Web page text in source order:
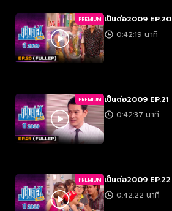
PREMIUM เป็นต่อ2009 EP.20
0:42:19 นาที
PREMIUM เป็นต่อ2009 EP.21
0:42:37 นาที
PREMIUM เป็นต่อ2009 EP.22
0:42:22 นาที